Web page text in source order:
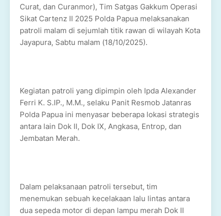
Curat, dan Curanmor), Tim Satgas Gakkum Operasi
Sikat Cartenz II 2025 Polda Papua melaksanakan
patroli malam di sejumlah titik rawan di wilayah Kota
Jayapura, Sabtu malam (18/10/2025).
Kegiatan patroli yang dipimpin oleh Ipda Alexander
Ferri K. S.IP., M.M., selaku Panit Resmob Jatanras
Polda Papua ini menyasar beberapa lokasi strategis
antara lain Dok II, Dok IX, Angkasa, Entrop, dan
Jembatan Merah.
Dalam pelaksanaan patroli tersebut, tim
menemukan sebuah kecelakaan lalu lintas antara
dua sepeda motor di depan lampu merah Dok II